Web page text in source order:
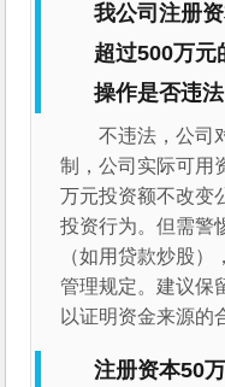
我公司注册
超过500万元
操作是否违法
不违法，公司
制，公司实际可用
万元投资额不改变
投资行为。但需警
（如用贷款炒股
管理规定。建议保
以证明资金来源的
注册资本50